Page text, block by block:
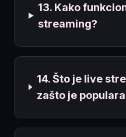
13. Kako
streaming?
14. Što je live
zašto je